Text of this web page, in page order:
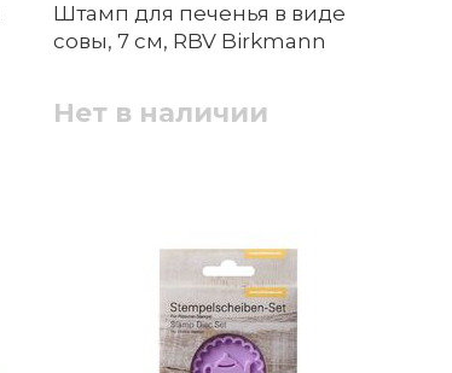
Штамп для печенья в виде
совы, 7 см, RBV Birkmann
Нет в наличии